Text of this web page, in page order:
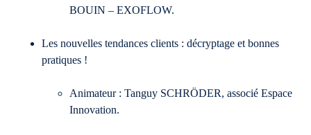
BOUIN – EXOFLOW.
Les nouvelles tendances clients : décryptage et bonnes
pratiques !
Animateur : Tanguy SCHRÖDER, associé Espace
Innovation.​